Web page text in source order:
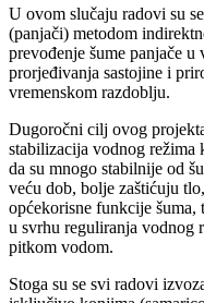
U ovom slučaju radovi su
(panjači) metodom
prevođenje šume panjače
prorjeđivanja sastojine i
vremenskom razdoblju.
Dugoročni cilj ovog
stabilizacija vodnog režima
da su mnogo stabilnije od
veću dob, bolje zaštićuju
općekorisne funkcije šuma,
u svrhu reguliranja vodnog
pitkom vodom.
Stoga su se svi radovi